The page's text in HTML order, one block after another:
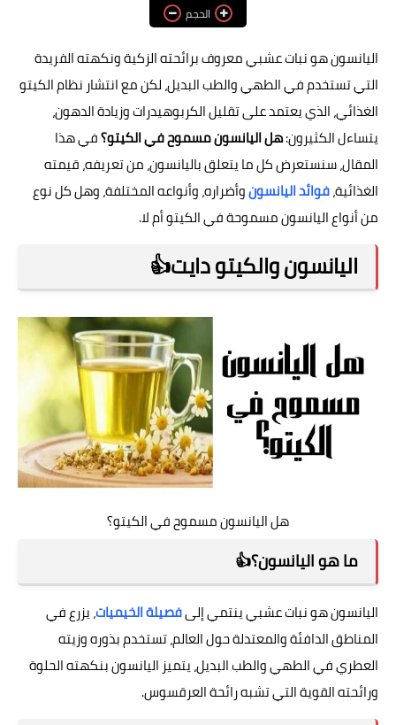
فوائد وأضرارالحجم
اليانسون هو نبات عشبي معروف برائحته الزكية ونكهته الفريدة
التي تستخدم في الطهي والطب البديل، لكن مع انتشار نظام الكيتو
الغذائي، الذي يعتمد على تقليل الكربوهيدرات وزيادة الدهون،
يتساءل الكثيرون:هل اليانسون مسموح في الكيتو؟في هذا
المقال، سنستعرض كل ما يتعلق باليانسون، من تعريفه، قيمته
الغذائية،فوائد اليانسونوأضراره، وأنواعه المختلفة، وهل كل نوع
من أنواع اليانسون مسموحة في الكيتو أم لا.
اليانسون والكيتو دايت👍
هل اليانسون مسموح في الكيتو؟
ما هو اليانسون؟👍
اليانسون هو نبات عشبي ينتمي إلىفصيلة الخيميات، يزرع في
المناطق الدافئة والمعتدلة حول العالم، تستخدم بذوره وزيته
العطري في الطهي والطب البديل، يتميز اليانسون بنكهته الحلوة
ورائحته القوية التي تشبه رائحة العرقسوس.